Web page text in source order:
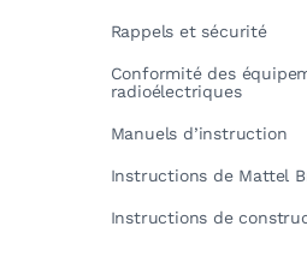
Rappels et sécurité
Conformité des
radioélectriques
Manuels d’instruction
Instructions de Mattel
Instructions de